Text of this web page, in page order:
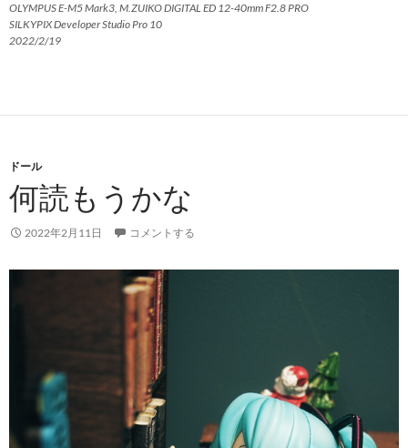
OLYMPUS E-M5 Mark3, M.ZUIKO DIGITAL ED 12-40mm F2.8 PRO
SILKYPIX Developer Studio Pro 10
2022/2/19
ドール
何読もうかな
2022年2月11日 コメントする